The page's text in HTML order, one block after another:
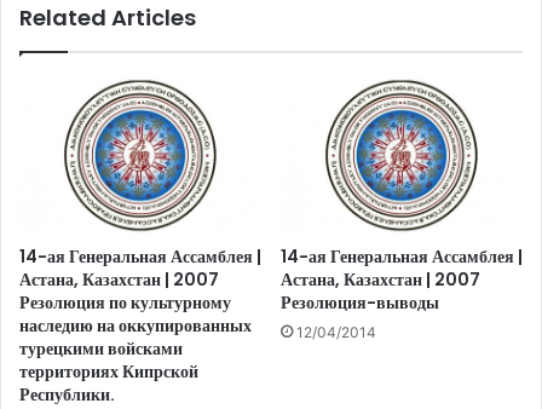
Related Articles
14-ая Генеральная Ассамблея |
Астана, Казахстан | 2007
Резолюция по культурному
наследию на оккупированных
турецкими войсками
территориях Кипрской
Республики.
14-ая Генеральная Ассамблея |
Астана, Казахстан | 2007
Резолюция-выводы
12/04/2014